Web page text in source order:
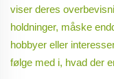
viser deres
holdninger, måske
hobbyer eller
følge med i, hvad der